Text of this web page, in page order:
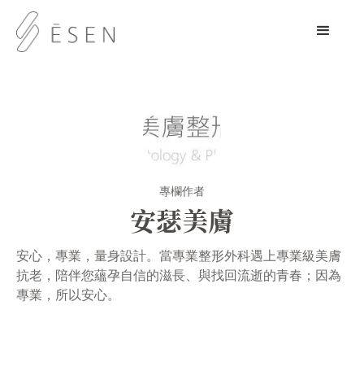
專欄作者
安瑟美膚
安心，專業，量身設計。當專業整形外科遇上專業級美膚
抗老，陪伴您蘊孕自信的滋長、與找回流逝的青春；因為
專業，所以安心。